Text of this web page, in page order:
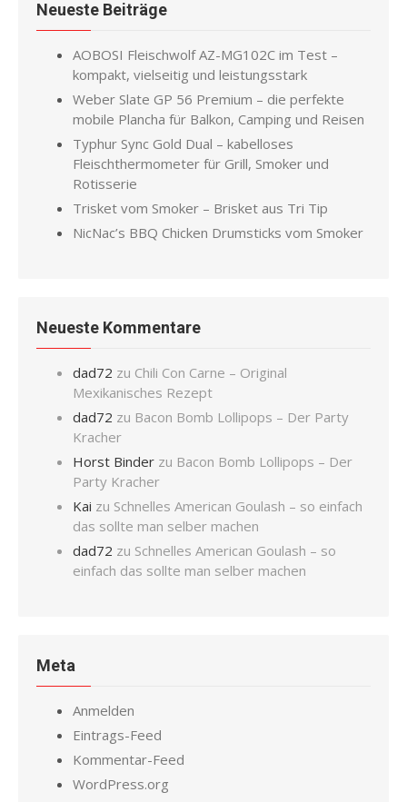
Neueste Beiträge
AOBOSI Fleischwolf AZ-MG102C im Test –
kompakt, vielseitig und leistungsstark
Weber Slate GP 56 Premium – die perfekte
mobile Plancha für Balkon, Camping und Reisen
Typhur Sync Gold Dual – kabelloses
Fleischthermometer für Grill, Smoker und
Rotisserie
Trisket vom Smoker – Brisket aus Tri Tip
NicNac’s BBQ Chicken Drumsticks vom Smoker
Neueste Kommentare
dad72 zu Chili Con Carne – Original
Mexikanisches Rezept
dad72 zu Bacon Bomb Lollipops – Der Party
Kracher
Horst Binder zu Bacon Bomb Lollipops – Der
Party Kracher
Kai zu Schnelles American Goulash – so einfach
das sollte man selber machen
dad72 zu Schnelles American Goulash – so
einfach das sollte man selber machen
Meta
Anmelden
Eintrags-Feed
Kommentar-Feed
WordPress.org